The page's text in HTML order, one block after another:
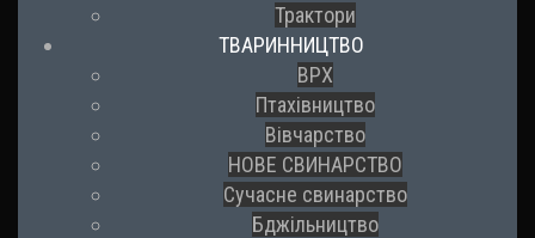
Трактори
ТВАРИННИЦТВО
ВРХ
Птахівництво
Вівчарство
НОВЕ СВИНАРСТВО
Сучасне свинарство
Бджільництво